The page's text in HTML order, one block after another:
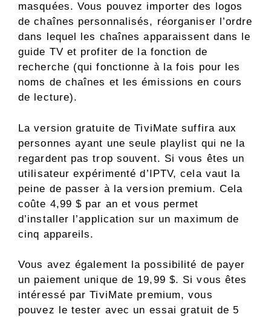
masquées. Vous pouvez importer des logos
de chaînes personnalisés, réorganiser l’ordre
dans lequel les chaînes apparaissent dans le
guide TV et profiter de la fonction de
recherche (qui fonctionne à la fois pour les
noms de chaînes et les émissions en cours
de lecture).
La version gratuite de TiviMate suffira aux
personnes ayant une seule playlist qui ne la
regardent pas trop souvent. Si vous êtes un
utilisateur expérimenté d’IPTV, cela vaut la
peine de passer à la version premium. Cela
coûte 4,99 $ par an et vous permet
d’installer l’application sur un maximum de
cinq appareils.
Vous avez également la possibilité de payer
un paiement unique de 19,99 $. Si vous êtes
intéressé par TiviMate premium, vous
pouvez le tester avec un essai gratuit de 5